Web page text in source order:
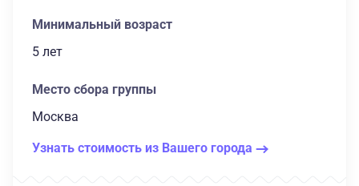
Минимальный возраст
5 лет
Место сбора группы
Москва
Узнать стоимость из Вашего города